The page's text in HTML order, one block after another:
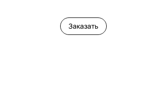
Заказать